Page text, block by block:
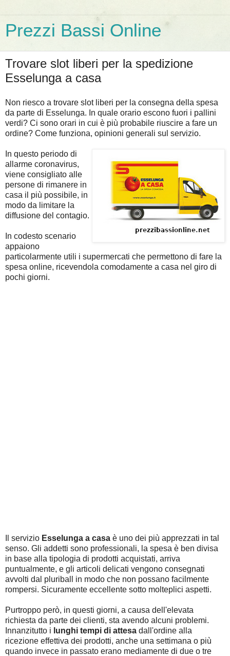
Prezzi Bassi Online
Trovare slot liberi per la spedizione
Esselunga a casa
Non riesco a trovare slot liberi per la consegna della spesa
da parte di Esselunga. In quale orario escono fuori i pallini
verdi? Ci sono orari in cui è più probabile riuscire a fare un
ordine? Come funziona, opinioni generali sul servizio.
In questo periodo di
allarme coronavirus,
viene consigliato alle
persone di rimanere in
casa il più possibile, in
modo da limitare la
diffusione del contagio.
In codesto scenario
appaiono
particolarmente utili i supermercati che permettono di fare la
spesa online, ricevendola comodamente a casa nel giro di
pochi giorni.
Il servizio Esselunga a casa è uno dei più apprezzati in tal
senso. Gli addetti sono professionali, la spesa è ben divisa
in base alla tipologia di prodotti acquistati, arriva
puntualmente, e gli articoli delicati vengono consegnati
avvolti dal pluriball in modo che non possano facilmente
rompersi. Sicuramente eccellente sotto molteplici aspetti.
Purtroppo però, in questi giorni, a causa dell'elevata
richiesta da parte dei clienti, sta avendo alcuni problemi.
Innanzitutto i lunghi tempi di attesa dall'ordine alla
ricezione effettiva dei prodotti, anche una settimana o più
quando invece in passato erano mediamente di due o tre